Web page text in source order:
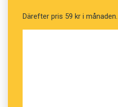
Därefter pris 59 kr i